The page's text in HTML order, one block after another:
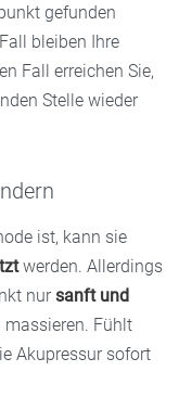
gefunden
bleiben Ihre
Fall erreichen Sie,
Stelle wieder
ist, kann sie
werden. Allerdings
nur sanft und
massieren. Fühlt
Akupressur sofort